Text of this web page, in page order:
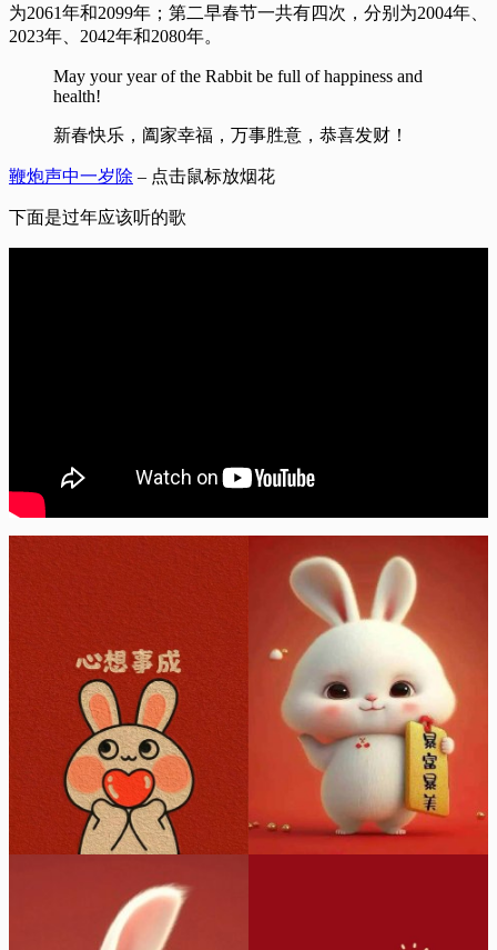
为2061年和2099年；第二早春节一共有四次，分别为2004年、
2023年、2042年和2080年。
May your year of the Rabbit be full of happiness and
health!
新春快乐，阖家幸福，万事胜意，恭喜发财！
鞭炮声中一岁除 – 点击鼠标放烟花
下面是过年应该听的歌